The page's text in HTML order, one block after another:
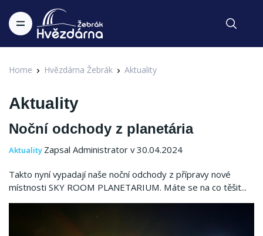
Home Hvězdárna Žebrák Aktuality
Aktuality
Noční odchody z planetária
Aktuality Zapsal Administrator v 30.04.2024
Takto nyní vypadají naše noční odchody z přípravy nové
místnosti SKY ROOM PLANETARIUM. Máte se na co těšit...